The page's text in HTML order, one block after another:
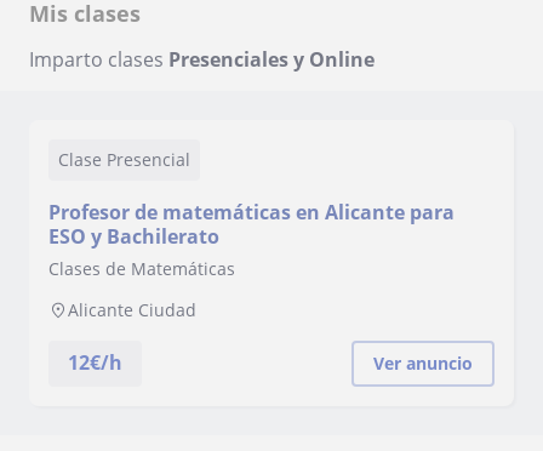
Mis clases
Imparto clases Presenciales y Online
Clase Presencial
Profesor de matemáticas en Alicante para
ESO y Bachilerato
Clases de Matemáticas
Alicante Ciudad
12€/h Ver anuncio